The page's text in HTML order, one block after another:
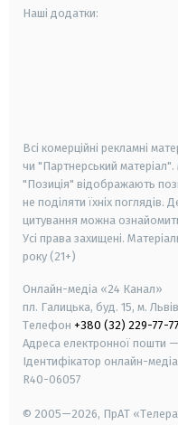
Наші додатки:
Всі комерційні рекламні
чи "Партнерський
"Позиція" відображають
не поділяти їхніх
цитування можна
Усі права захищені.
року (21+)
Онлайн-медіа «24 Канал»
пл. Галицька, буд. 15, м.
Телефон +380 (32) 229-77-77
Адреса електронної пошти —
Ідентифікатор онлайн-
R40-06057
© 2005—2026, ПрАТ